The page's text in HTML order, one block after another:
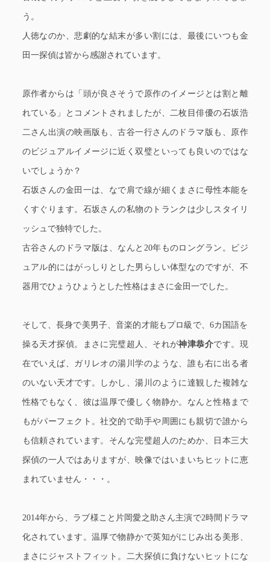
う。
人徳なのか、悲劇的な結末が多い割には、最後にいつも金
田一探偵は皆から感謝されています。
原作者からは「頭が良さそうで原作のイメージとは割と離
れている」とコメントされましたが、二枚目俳優の石坂浩
二さん出演の映画版も、古谷一行さんのドラマ版も、原作
のビジュアルイメージに近く双璧といっても良いのではな
いでしょうか？
石坂さんの金田一は、なで肩で線が細くまさに母性本能を
くすぐります。石坂さんの私物のトランクは少しスタイリ
ッシュで独特でした。
古谷さんのドラマ版は、なんと20年ものロングラン。ビジ
ュアル的にはがっしりとした男らしい体型なのですが、不
器用でひょうひょうとした性格はまさに金田一でした。
そして、長身で美男子、音楽的才能もプロ級で、6カ国語を
操る天才探偵。まさに完璧超人、それが神津恭介です。現
在でいえば、ガリレオの湯川学のような、誰も右に出る者
のいない天才です。しかし、湯川のように達観した複雑な
性格でもなく、彼は温厚で優しく物静か。なんと性格まで
もがパーフェクト。社交的で助手や周囲にも親切で誰から
も信頼されています。そんな完璧超人のためか、日本三大
探偵の一人ではありますが、映像ではいまいちヒットに恵
まれていません・・・。
2014年から、ラブ様こと片岡愛之助さん主演で2時間ドラマ
化されています。温厚で物静かで英知がにじみ出る美形、
まさにジャストフィット。二大探偵に負けないヒットにな